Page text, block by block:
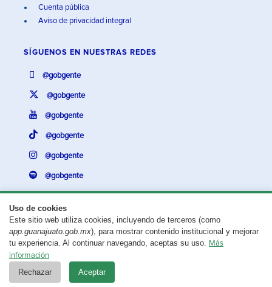
Uso de cookies
Este sitio web utiliza cookies, incluyendo de terceros (como
app.guanajuato.gob.mx), para mostrar contenido institucional y mejorar
tu experiencia. Al continuar navegando, aceptas su uso. Más
información
Rechazar Aceptar
Cuenta pública
Aviso de privacidad integral
SÍGUENOS EN NUESTRAS REDES
@gobgente
@gobgente
@gobgente
@gobgente
@gobgente
@gobgente
¿Existe algún problema con esta página?Repórtalo aquí.
Aviso legal